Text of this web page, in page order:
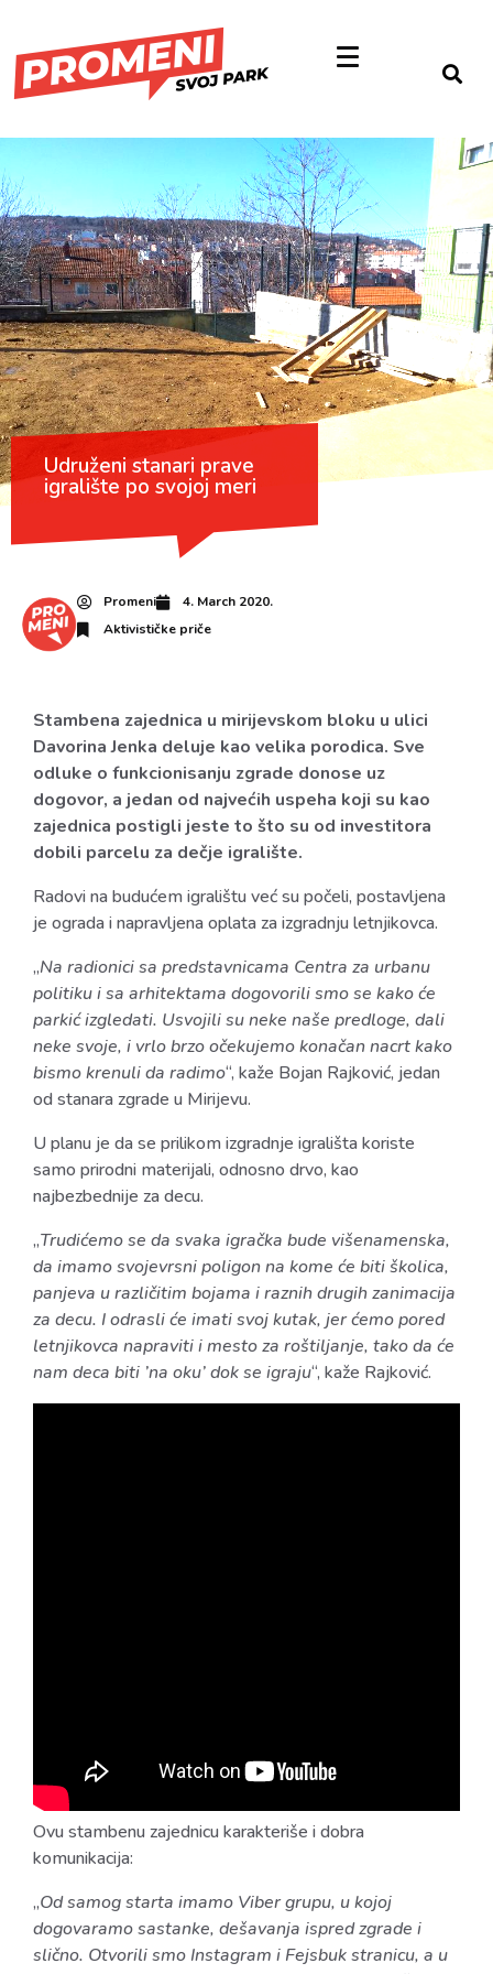
Udruženi stanari prave
igralište po svojoj meri
Promeni
4. March 2020.
Aktivističke priče
Stambena zajednica u mirijevskom bloku u ulici
Davorina Jenka deluje kao velika porodica. Sve
odluke o funkcionisanju zgrade donose uz
dogovor, a jedan od najvećih uspeha koji su kao
zajednica postigli jeste to što su od investitora
dobili parcelu za dečje igralište.
Radovi na budućem igralištu već supočeli, postavljena
je ograda i napravljena oplata za izgradnju letnjikovca.
„Na radionici sa predstavnicama Centra za urbanu
politiku i sa arhitektama dogovorili smo se kako će
parkić izgledati. Usvojili su neke naše predloge, dali
neke svoje, i vrlo brzo očekujemo konačan nacrt kako
bismo krenuli da radimo“, kaže Bojan Rajković, jedan
od stanara zgrade u Mirijevu.
U planu je da se prilikom izgradnje igrališta koriste
samo prirodni materijali, odnosno drvo, kao
najbezbednije za decu.
„Trudićemo se da svaka igračka bude višenamenska,
da imamo svojevrsni poligon na kome će biti školica,
panjeva u različitim bojama i raznih drugih zanimacija
za decu. I odrasli će imati svoj kutak, jer ćemo pored
letnjikovca napraviti i mesto za roštiljanje, tako da će
nam deca biti ’na oku’ dok se igraju“, kaže Rajković.
Ovu stambenu zajednicu karakteriše i dobra
komunikacija:
„Od samog starta imamo Viber grupu, u kojoj
dogovaramo sastanke, dešavanja ispred zgrade i
slično. Otvorili smo Instagram i Fejsbuk stranicu, a u